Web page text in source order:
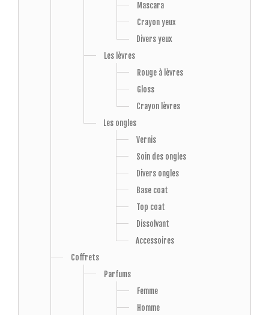
Mascara
Crayon yeux
Divers yeux
Les lèvres
Rouge à lèvres
Gloss
Crayon lèvres
Les ongles
Vernis
Soin des ongles
Divers ongles
Base coat
Top coat
Dissolvant
Accessoires
Coffrets
Parfums
Femme
Homme